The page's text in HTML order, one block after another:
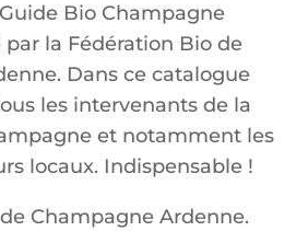
Bio Champagne
la Fédération Bio de
Dans ce catalogue
les intervenants de la
et notamment les
locaux. Indispensable !
Champagne Ardenne.